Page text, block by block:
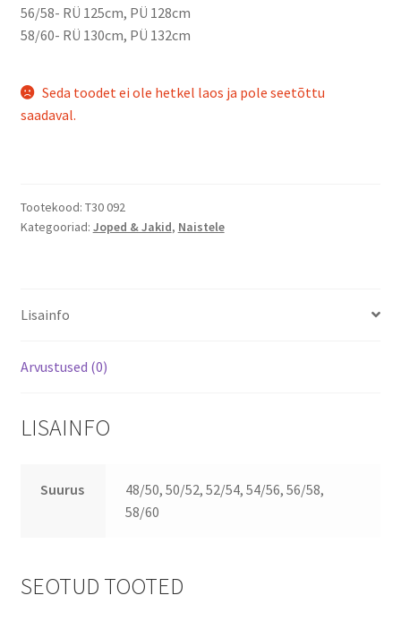
56/58- RÜ 125cm, PÜ 128cm
58/60- RÜ 130cm, PÜ 132cm
Seda toodet ei ole hetkel laos ja pole seetõttu
saadaval.
Tootekood: T30 092
Kategooriad: Joped & Jakid, Naistele
Lisainfo
Arvustused (0)
LISAINFO
Suurus
48/50, 50/52, 52/54, 54/56, 56/58,
58/60
SEOTUD TOOTED